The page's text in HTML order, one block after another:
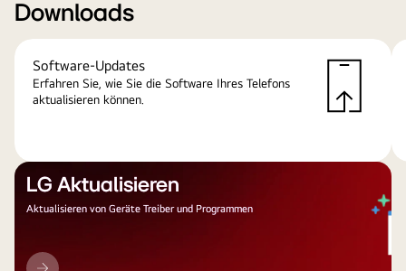
Downloads
Software-Updates
Erfahren Sie, wie Sie die Software Ihres Telefons
aktualisieren können.
LG Aktualisieren
Aktualisieren von Geräte Treiber und Programmen
LG